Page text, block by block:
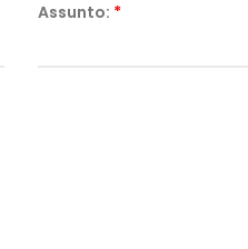
Assunto: *